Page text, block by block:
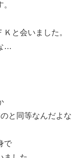
と会いました。
…
と同等なんだよな
で